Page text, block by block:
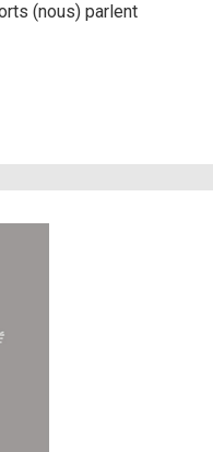
(nous) parlent